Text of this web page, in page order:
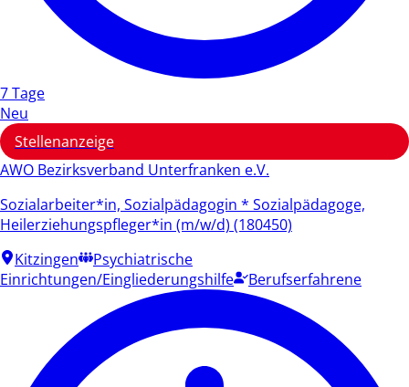
7 Tage
Neu
Stellenanzeige
AWO Bezirksverband Unterfranken e.V.
Sozialarbeiter*in, Sozialpädagogin * Sozialpädagoge,
Heilerziehungspfleger*in (m/w/d) (180450)
Kitzingen
Psychiatrische
Einrichtungen/Eingliederungshilfe
Berufserfahrene